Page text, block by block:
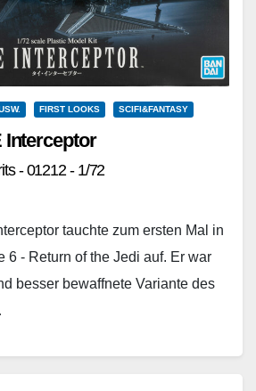
FIRST LOOKS SCIFI&FANTASY
Interceptor
- 01212 - 1/72
tauchte zum ersten Mal in
6 - Return of the Jedi auf. Er war
besser bewaffnete Variante des